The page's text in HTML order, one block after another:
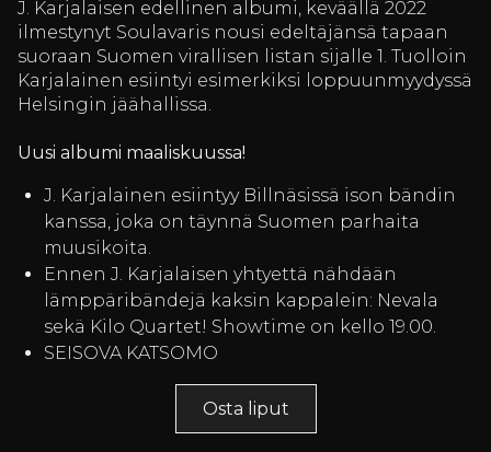
J. Karjalaisen edellinen albumi, keväällä 2022
ilmestynyt Soulavaris nousi edeltäjänsä tapaan
suoraan Suomen virallisen listan sijalle 1. Tuolloin
Karjalainen esiintyi esimerkiksi loppuunmyydyssä
Helsingin jäähallissa.
Uusi albumi maaliskuussa!
J. Karjalainen esiintyy Billnäsissä ison bändin
kanssa, joka on täynnä Suomen parhaita
muusikoita.
Ennen J. Karjalaisen yhtyettä nähdään
lämppäribändejä kaksin kappalein: Nevala
sekä Kilo Quartet! Showtime on kello 19.00.
SEISOVA KATSOMO
Osta liput